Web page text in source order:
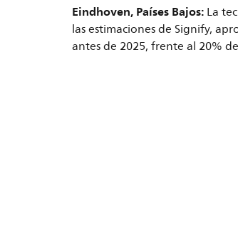
Eindhoven, Países Bajos:La
las estimaciones de Signify,
antes de 2025, frente al 20%